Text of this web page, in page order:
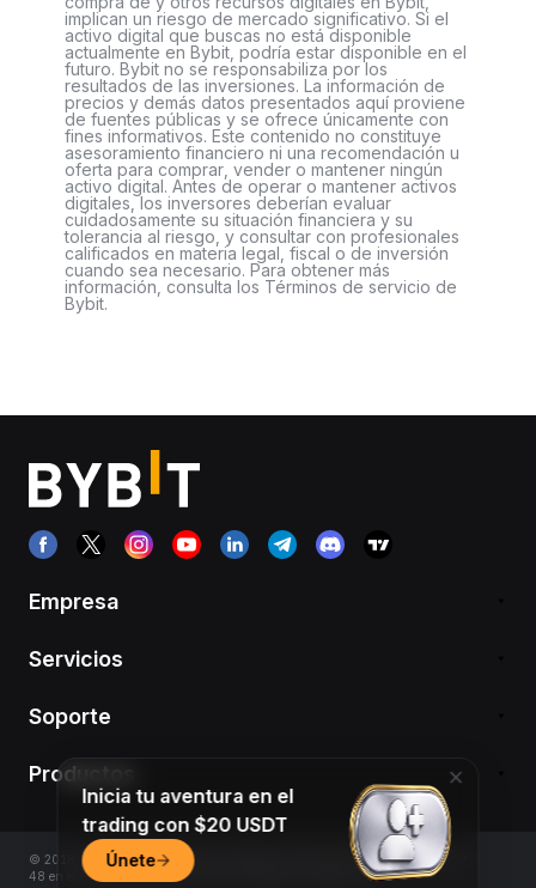
implican un riesgo de mercado significativo. Si el
activo digital que buscas no está disponible
actualmente en Bybit, podría estar disponible en el
futuro. Bybit no se responsabiliza por los
resultados de las inversiones. La información de
precios y demás datos presentados aquí proviene
de fuentes públicas y se ofrece únicamente con
fines informativos. Este contenido no constituye
asesoramiento financiero ni una recomendación u
oferta para comprar, vender o mantener ningún
activo digital. Antes de operar o mantener activos
digitales, los inversores deberían evaluar
cuidadosamente su situación financiera y su
tolerancia al riesgo, y consultar con profesionales
calificados en materia legal, fiscal o de inversión
cuando sea necesario. Para obtener más
información, consulta los Términos de servicio de
Bybit.
Empresa
Servicios
Soporte
Productos
© 2018-2026 Bybit.com. Todos los derechos reservados. Inscripto bajo el N°
48 en el Registro de PSAV de la CNV (República Argentina)
Inicia tu aventura en el
trading con $20 USDT
Únete